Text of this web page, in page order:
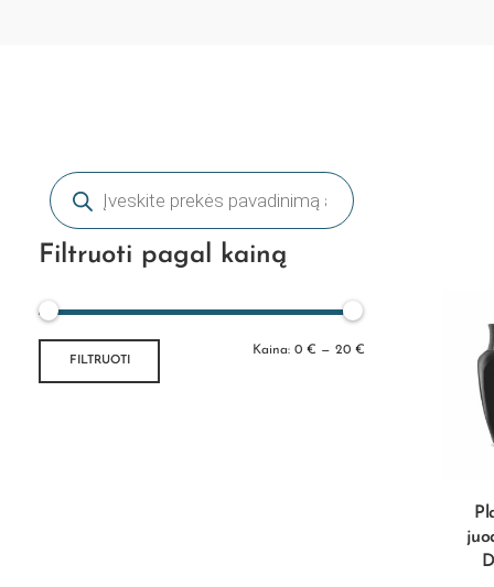
Filtruoti pagal kainą
FILTRUOTI
Kaina: 0 € — 20 €